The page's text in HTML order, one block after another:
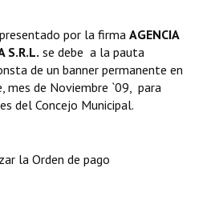
por la firma  AGENCIA
S.R.L. se debe a la pauta
de un banner permanente en
mes de Noviembre `09, para
del Concejo Municipal.
la Orden de pago